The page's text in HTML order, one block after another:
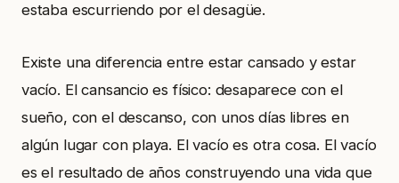
estaba escurriendo por el desagüe.
Existe una diferencia entre estar cansado y estar
vacío. El cansancio es físico: desaparece con el
sueño, con el descanso, con unos días libres en
algún lugar con playa. El vacío es otra cosa. El vacío
es el resultado de años construyendo una vida que